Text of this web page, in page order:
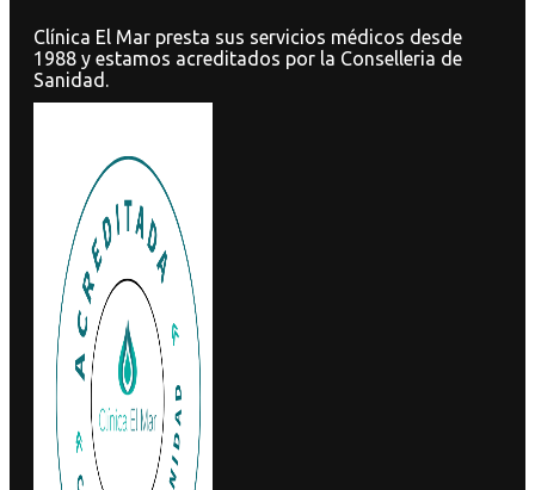
Clínica El Mar presta sus servicios médicos desde
1988 y estamos acreditados por la Conselleria de
Sanidad.